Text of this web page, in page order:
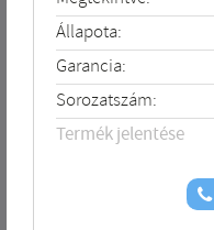
Állapota:
Garancia:
Sorozatszám:
Termék jelentése